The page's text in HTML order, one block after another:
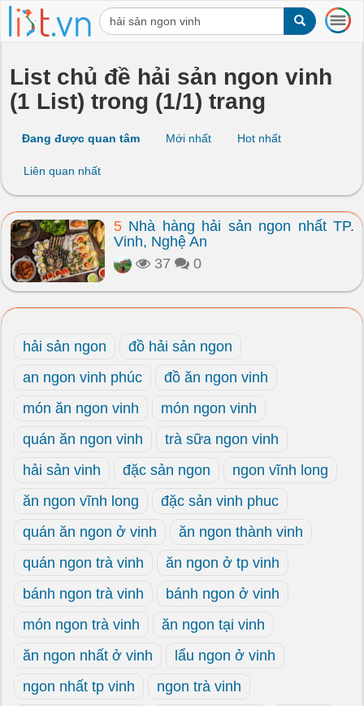
T
o
l
a
t
i
List chủ đề hải sản ngon vinh
(1 List) trong (1/1) trang
Đang được quan tâm Mới nhất Hot nhất
Liên quan nhất
5 Nhà hàng hải sản ngon nhất TP.
Vinh, Nghệ An
37
0
hải sản ngon
đồ hải sản ngon
an ngon vinh phúc
đồ ăn ngon vinh
món ăn ngon vinh
món ngon vinh
quán ăn ngon vinh
trà sữa ngon vinh
hải sản vinh
đặc sản ngon
ngon vĩnh long
ăn ngon vĩnh long
đặc sản vinh phuc
quán ăn ngon ở vinh
ăn ngon thành vinh
quán ngon trà vinh
ăn ngon ở tp vinh
bánh ngon trà vinh
bánh ngon ở vinh
món ngon trà vinh
ăn ngon tại vinh
ăn ngon nhất ở vinh
lẩu ngon ở vinh
ngon nhất tp vinh
ngon trà vinh